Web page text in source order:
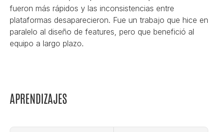
fueron más rápidos y las inconsistencias entre
plataformas desaparecieron. Fue un trabajo que hice en
paralelo al diseño de features, pero que benefició al
equipo a largo plazo.
APRENDIZAJES